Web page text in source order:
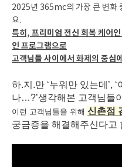
2025년 365mc의 가장 큰 변화
요.
특히, 프리미엄 전신 회복 케어
인 프로그램으로
고객님들 사이에서 화제의 중심
하.지.만 ‘누워만 있는데’,
나…?’생각해본 고객님들이
이런 고객님들을 위해 신촌점
궁금증을 해결해주신다고